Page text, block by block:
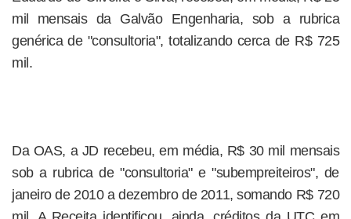
mil mensais da Galvão Engenharia, sob a rubrica
genérica de "consultoria", totalizando cerca de R$ 725
mil.
Da OAS, a JD recebeu, em média, R$ 30 mil mensais
sob a rubrica de "consultoria" e "subempreiteiros", de
janeiro de 2010 a dezembro de 2011, somando R$ 720